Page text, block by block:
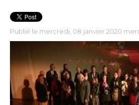
Publié le mercredi, 08 janvier 2020